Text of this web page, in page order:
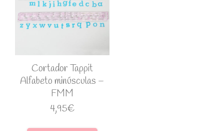
Cortador Tappit
Alfabeto minúsculas –
FMM
4,95€